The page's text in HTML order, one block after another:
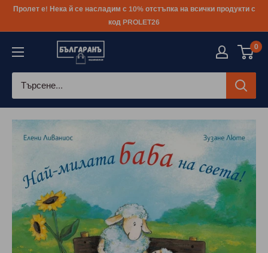
КъмПролет е! Нека й се насладим с 10% отстъпка на всички продукти с
код PROLET26
0